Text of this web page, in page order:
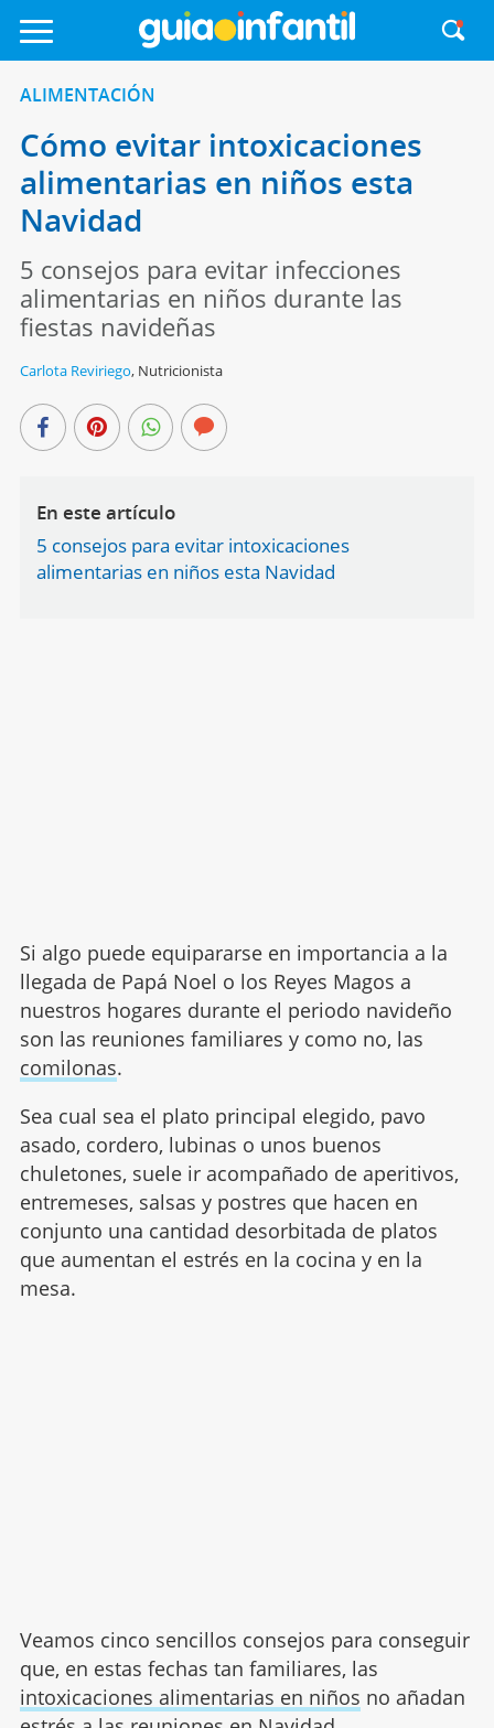
ALIMENTACIÓN
Cómo evitar intoxicaciones
alimentarias en niños esta
Navidad
5 consejos para evitar infecciones
alimentarias en niños durante las
fiestas navideñas
Carlota Reviriego, Nutricionista
En este artículo
5 consejos para evitar intoxicaciones
alimentarias en niños esta Navidad
Si algo puede equipararse en importancia a la
llegada de Papá Noel o los Reyes Magos a
nuestros hogares durante el periodo navideño
son las reuniones familiares y como no, las
comilonas.
Sea cual sea el plato principal elegido, pavo
asado, cordero, lubinas o unos buenos
chuletones, suele ir acompañado de aperitivos,
entremeses, salsas y postres que hacen en
conjunto una cantidad desorbitada de platos
que aumentan el estrés en la cocina y en la
mesa.
Veamos cinco sencillos consejos para conseguir
que, en estas fechas tan familiares, las
intoxicaciones alimentarias en niños no añadan